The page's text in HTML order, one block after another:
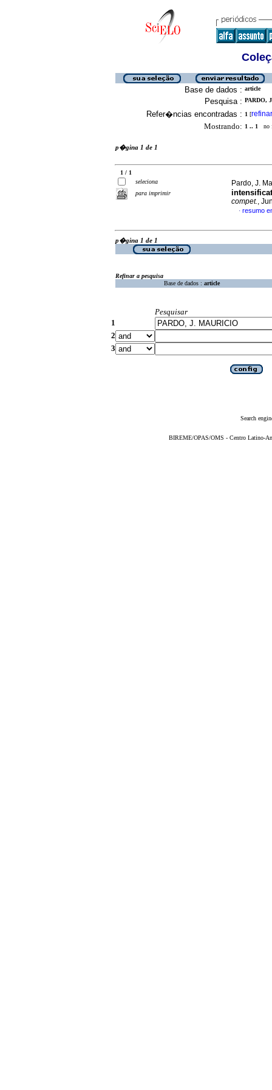
Base de dados : article
Pesquisa : PARDO,
Refer�ncias encontradas : 1 [refinar
Mostrando: 1 .. 1 no
p�gina 1 de 1
1 / 1
seleciona
para imprimir
Pardo, J.
compet.,
· resumo
p�gina 1 de 1
Refinar a pesquisa
Base de dados : article
Pesquisar
1
2
3
Search
BIREME/OPAS/OMS - Centro Latino-